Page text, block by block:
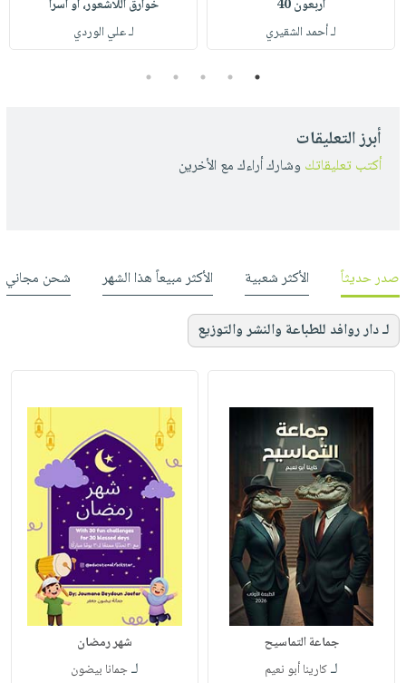
أربعون 40
لـ أحمد الشقيري
خوارق اللاشعور، أو أسرا
لـ علي الوردي
1
2
3
4
5
أبرز التعليقات
أكتب تعليقاتك وشارك أراءك مع الأخرين
صدر حديثاً الأكثر شعبية الأكثر مبيعاً هذا الشهر شحن مجاني
لـ دار روافد للطباعة والنشر والتوزيع
جماعة التماسيح
لـكارينا أبو نعيم
شهر رمضان
لـجمانا بيضون